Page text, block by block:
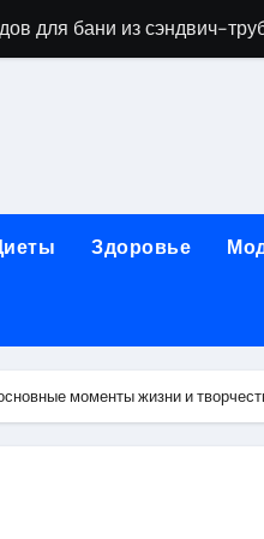
для бани из сэндвич-
программного
лечение и
за 5 минут без
изменения в
Здоровье
моменты жизни и